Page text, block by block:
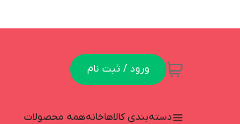
ورود / ثبت نام
دسته‌بندی کالاهاخانههمه محصولات